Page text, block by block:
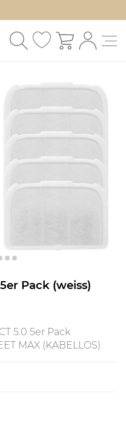
Pack (weiss)
5.0 5er Pack
MAX (KABELLOS)